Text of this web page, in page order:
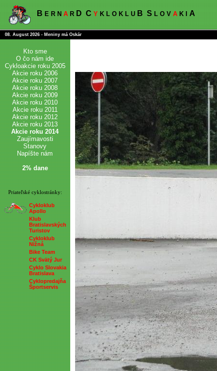
B E R N A R D C Y K L O K L U B S L O V A K I A
08. August 2026 - Meniny má Oskár
Kto sme
O čo nám ide
Cykloakcie roku 2005
Akcie roku 2006
Akcie roku 2007
Akcie roku 2008
Akcie roku 2009
Akcie roku 2010
Akcie roku 2011
Akcie roku 2012
Akcie roku 2013
Akcie roku 2014
Zaujímavosti
Stanovy
Napíšte nám
2% dane
Priateľské cyklostránky:
Cykloklub
Apollo
Klub
Bratislavských
Turistov
Cykloklub
Nižná
Bike Team
CK Svätý Jur
Cyklo Slovakia
Bratislava
Cyklopredajňa
Športservis